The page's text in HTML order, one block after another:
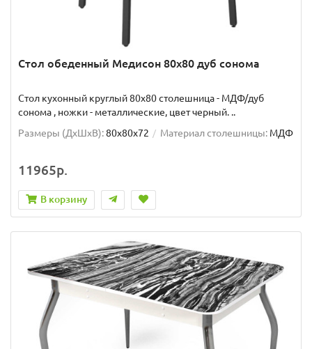
Стол обеденный Медисон 80х80 дуб сонома
Стол кухонный круглый 80х80 столешница - МДФ/дуб
сонома , ножки - металлические, цвет черный. ..
Размеры (ДхШxВ):80х80х72 Материал столешницы: МДФ
11965р.
В корзину